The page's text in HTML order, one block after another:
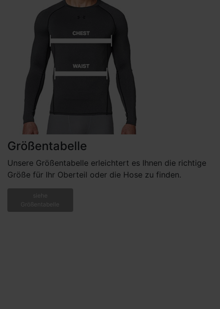
Größentabelle
Unsere Größentabelle erleichtert es Ihnen die richtige
Größe für Ihr Oberteil oder die Hose zu finden.
siehe
Größentabelle